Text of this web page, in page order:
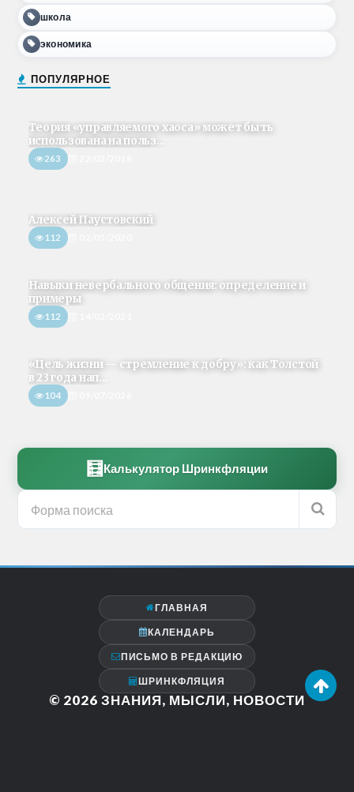
школа
экономика
ПОПУЛЯРНОЕ
Теория «управляемого хаоса» может быть
использована на польз...
263
Алексей Паустовский
112
Навыки невербального общения: определение и
примеры
112
«Цель жизни — стремление к добру»: как Толстой
в 23 года нап...
104
🧮 Калькулятор Шринкфляции
ГЛАВНАЯ
КАЛЕНДАРЬ
ПИСЬМО В РЕДАКЦИЮ
ШРИНКФЛЯЦИЯ
© 2026 ЗНАНИЯ, МЫСЛИ, НОВОСТИ